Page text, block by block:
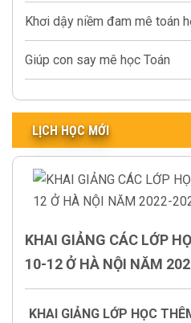
Khơi dậy niềm đam mê toán
Giúp con say mê học Toán
LỊCH HỌC MỚI
KHAI GIẢNG CÁC LỚP
10-12 Ở HÀ NỘI NĂM
KHAI GIẢNG LỚP HỌC